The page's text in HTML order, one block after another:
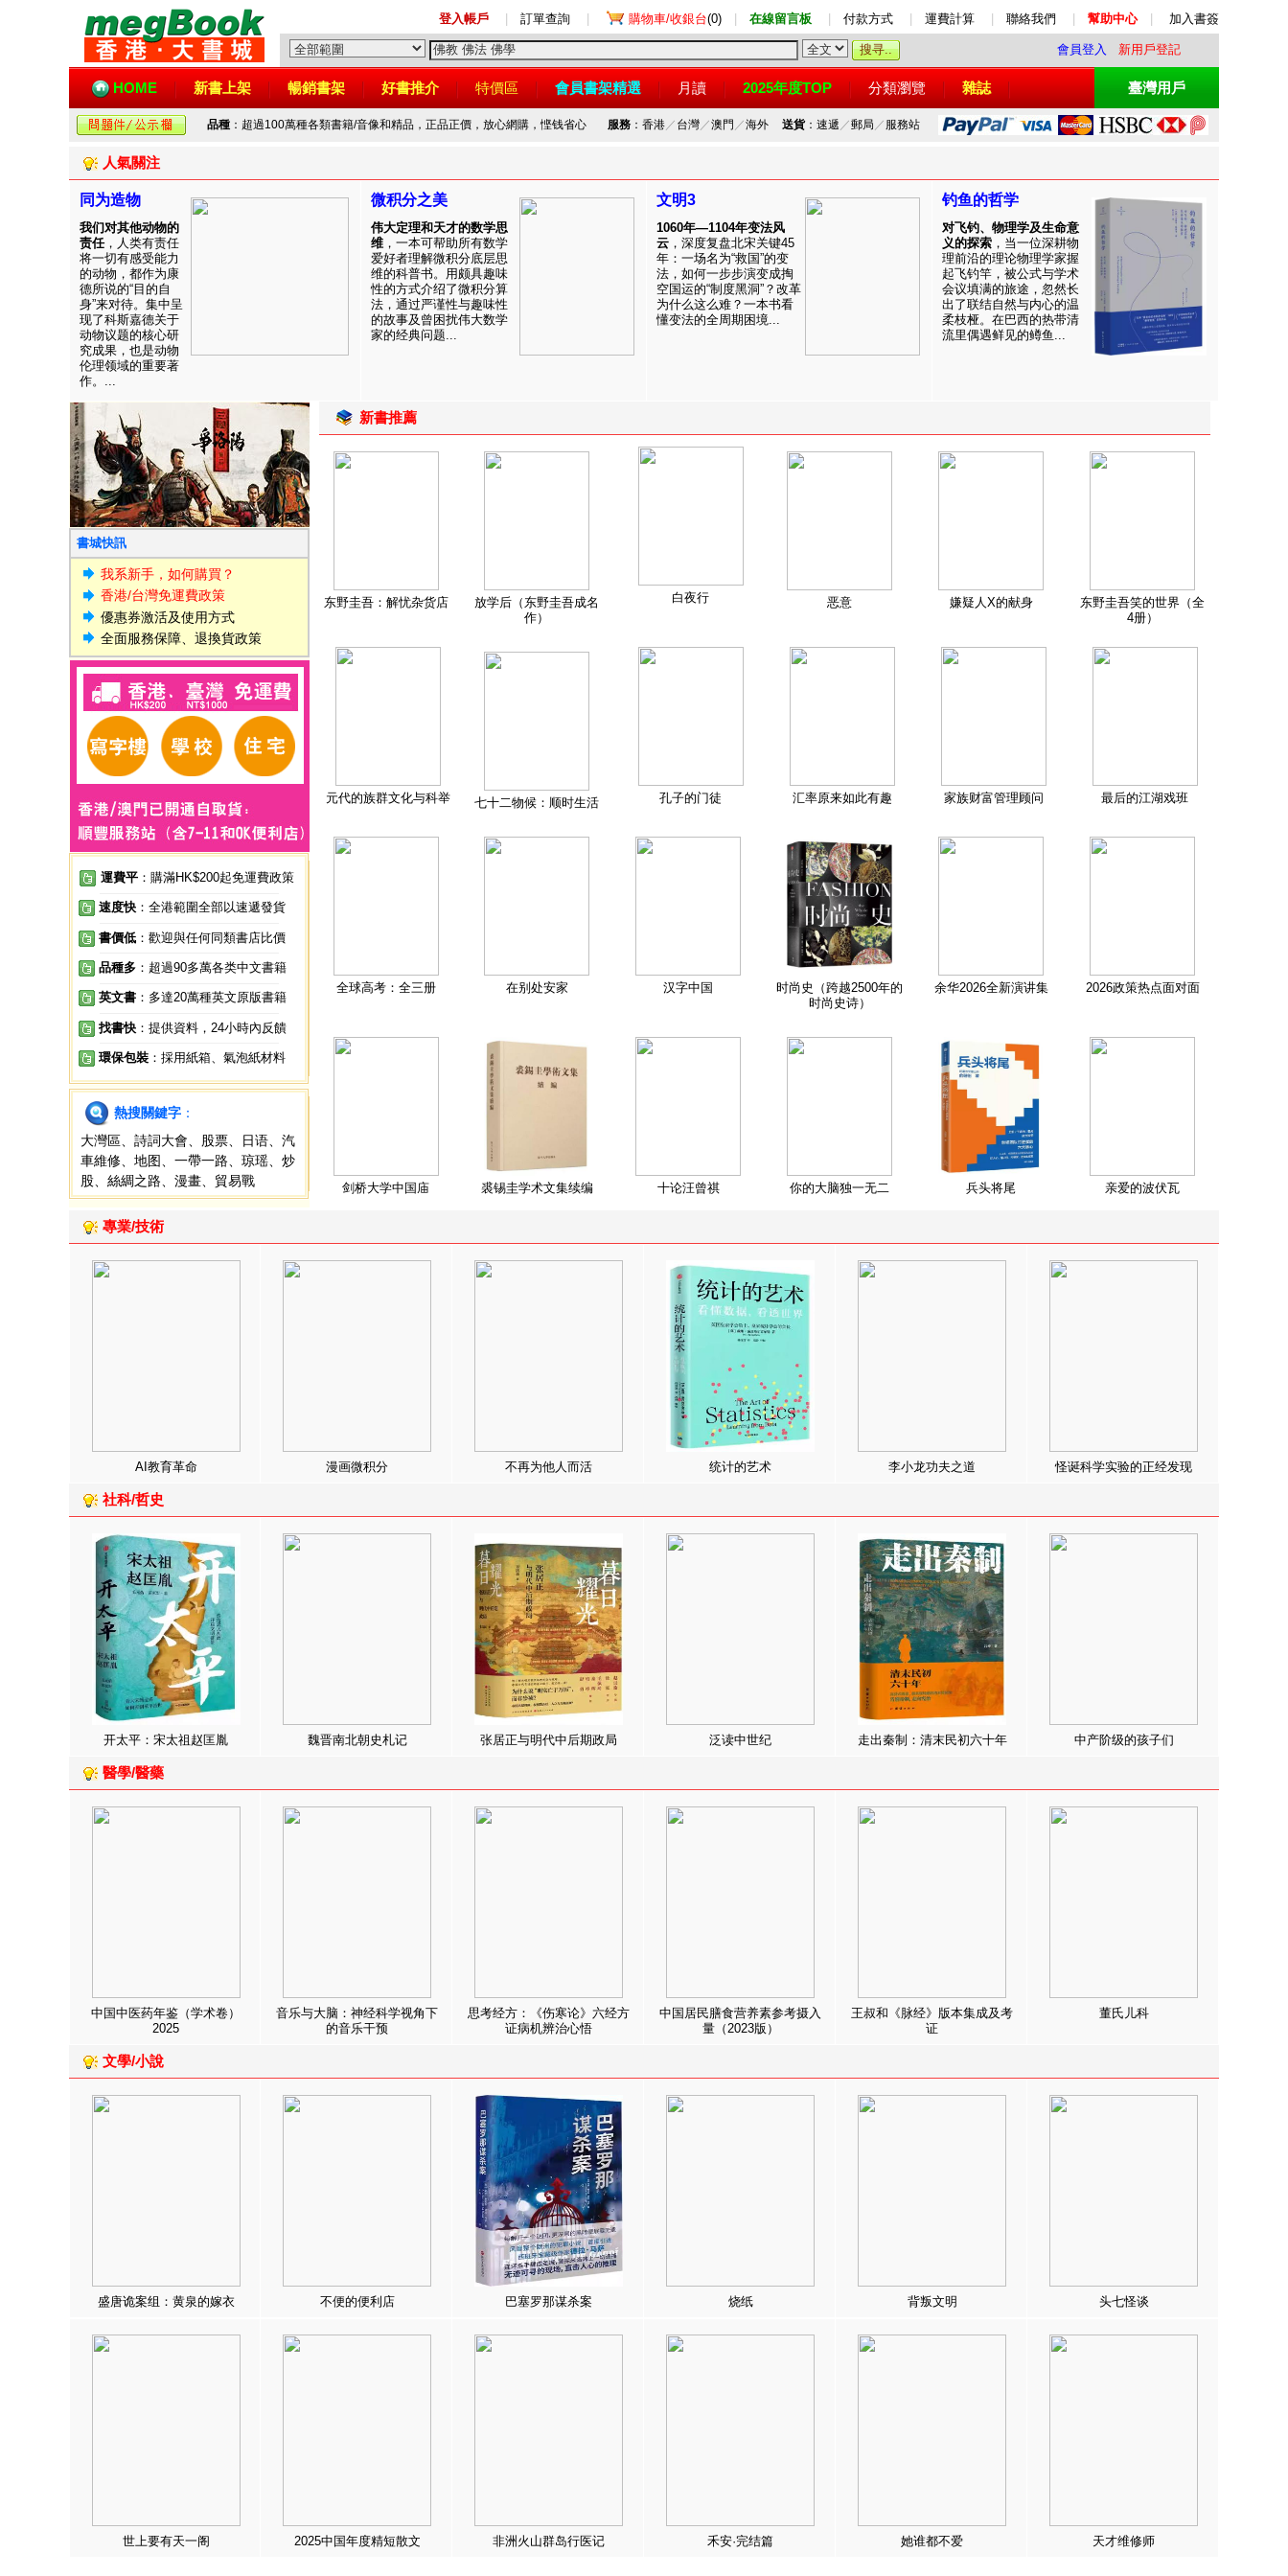
登入帳戶 訂單查詢 購物車/收銀台(0) 在線留言板 付款方式 運費計算 聯絡我們 幫助中心 加入書簽
會員登入 新用戶登記
HOME 新書上架 暢銷書架 好書推介 特價區 會員書架精選 月讀 2025年度TOP 分類瀏覽 雜誌 臺灣用戶
品種 ：超過100萬種各類書籍/音像和精品，正品正價，放心網購，悭钱省心 服務：香港／ 台灣／澳門 ／海外 送貨：速遞 ／郵局 ／ 服務站
人氣關注
同为造物
我们对其他动物的
责任，人类有责任
将一切有感受能力
的动物，都作为康
德所说的“目的自
身”来对待。集中呈
现了科斯嘉德关于
动物议题的核心研
究成果，也是动物
伦理领域的重要著
作。...
微积分之美
伟大定理和天才的数学思
维 ，一本可帮助所有数学
爱好者理解微积分底层思
维的科普书。用颇具趣味
性的方式介绍了微积分算
法，通过严谨性与趣味性
的故事及曾困扰伟大数学
家的经典问题...
文明3
1060年—1104年变法风
云 ，深度复盘北宋关键45
年：一场名为“救国”的变
法，如何一步步演变成掏
空国运的“制度黑洞”？改革
为什么这么难？一本书看
懂变法的全周期困境...
钓鱼的哲学
对飞钓、物理学及生命意
义的探索 ，当一位深耕物
理前沿的理论物理学家握
起飞钓竿，被公式与学术
会议填满的旅途，忽然长
出了联结自然与内心的温
柔枝桠。在巴西的热带清
流里偶遇鲜见的鳟鱼...
書城快訊
我系新手，如何購買？
香港/台灣免運費政策
優惠券激活及使用方式
全面服務保障、退換貨政策
運費平 ：購滿HK$200起免運費政策
速度快 ：全港範圍全部以速遞發貨
書價低 ：歡迎與任何同類書店比價
品種多 ：超過90多萬各类中文書籍
英文書 ：多達20萬種英文原版書籍
找書快 ：提供資料，24小時內反饋
環保包裝 ：採用紙箱、氣泡紙材料
熱搜關鍵字 ：
大灣區
詩詞大會 股票 日语
汽
車維修
地图 一帶一路 琼瑶
炒
股
絲綢之路 漫畫 貿易戰
新書推薦
东野圭吾：解忧杂货店
放学后（东野圭吾成名
作）
白夜行 恶意 嫌疑人X的献身
东野圭吾笑的世界（全
4册）
元代的族群文化与科举 七十二物候：顺时生活 孔子的门徒 汇率原来如此有趣 家族财富管理顾问 最后的江湖戏班
全球高考：全三册 在别处安家 汉字中国
时尚史（跨越2500年的
时尚史诗）
余华2026全新演讲集 2026政策热点面对面
剑桥大学中国庙 裘锡圭学术文集续编 十论汪曾祺 你的大脑独一无二 兵头将尾 亲爱的波伏瓦
專業/技術
AI教育革命 漫画微积分 不再为他人而活 统计的艺术 李小龙功夫之道 怪诞科学实验的正经发现
社科/哲史
开太平：宋太祖赵匡胤 魏晋南北朝史札记 张居正与明代中后期政局 泛读中世纪 走出秦制：清末民初六十年 中产阶级的孩子们
醫學/醫藥
中国中医药年鉴（学术卷）
2025
音乐与大脑：神经科学视角下
的音乐干预
思考经方：《伤寒论》六经方
证病机辨治心悟
中国居民膳食营养素参考摄入
量（2023版）
王叔和《脉经》版本集成及考
证
董氏儿科
文學/小說
盛唐诡案组：黄泉的嫁衣 不便的便利店 巴塞罗那谋杀案 烧纸 背叛文明 头七怪谈
世上要有天一阁 2025中国年度精短散文 非洲火山群岛行医记 禾安·完结篇 她谁都不爱 天才维修师